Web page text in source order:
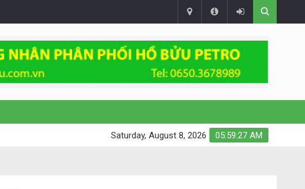
05:59:28 AM
Saturday, August 8, 2026